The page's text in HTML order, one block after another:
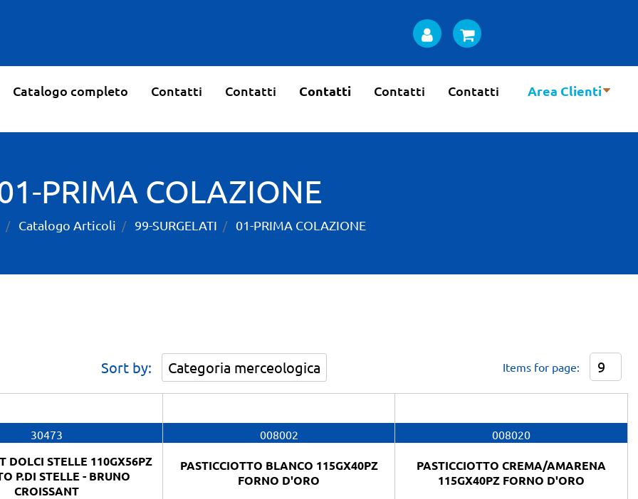
Catalogo completo Contatti Contatti Contatti Contatti Contatti Area Clienti
PRIMA COLAZIONE
Catalogo Articoli 99-SURGELATI 01-PRIMA COLAZIONE
Sort by: Items for page:
30473
DOLCI STELLE 110GX56PZ
P.DI STELLE - BRUNO
CROISSANT
008002
PASTICCIOTTO BLANCO 115GX40PZ
FORNO D'ORO
008020
PASTICCIOTTO CREMA/AMARENA
115GX40PZ FORNO D'ORO